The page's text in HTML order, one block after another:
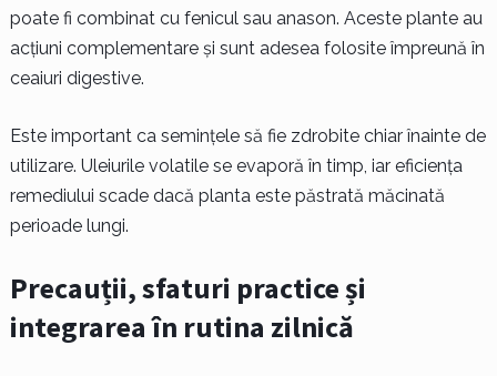
poate fi combinat cu fenicul sau anason. Aceste plante au
acțiuni complementare și sunt adesea folosite împreună în
ceaiuri digestive.
Este important ca semințele să fie zdrobite chiar înainte de
utilizare. Uleiurile volatile se evaporă în timp, iar eficiența
remediului scade dacă planta este păstrată măcinată
perioade lungi.
Precauții, sfaturi practice și
integrarea în rutina zilnică